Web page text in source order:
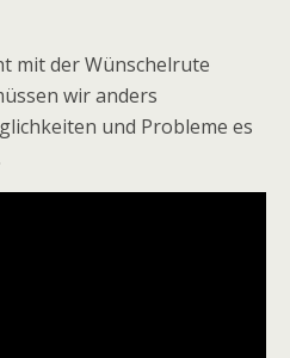
mit der Wünschelrute
wir anders
und Probleme es